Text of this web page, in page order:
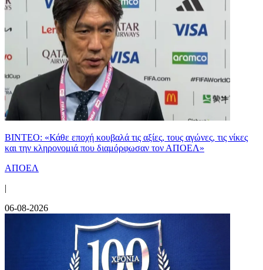
ΒΙΝΤΕΟ: «Κάθε εποχή κουβαλά τις αξίες, τους αγώνες, τις νίκες
και την κληρονομιά που διαμόρφωσαν τον ΑΠΟΕΛ»
ΑΠΟΕΛ
|
06-08-2026